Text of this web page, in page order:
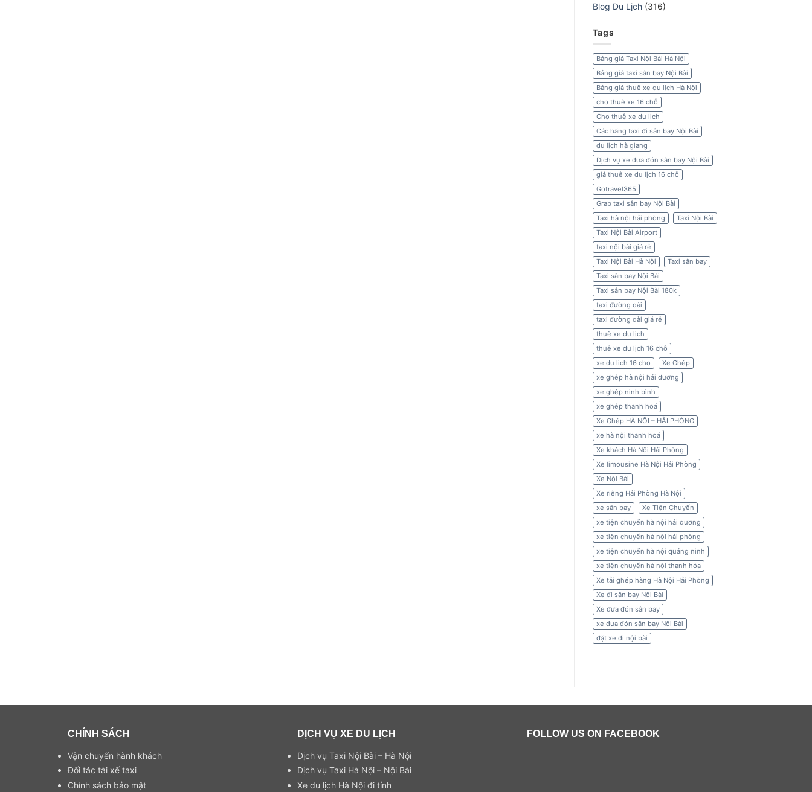
Blog Du Lịch(316)
Tags
Bảng giá Taxi Nội Bài Hà Nội
Bảng giá taxi sân bay Nội Bài
Bảng giá thuê xe du lịch Hà Nội
cho thuê xe 16 chỗ
Cho thuê xe du lịch
Các hãng taxi đi sân bay Nội Bài
du lịch hà giang
Dịch vụ xe đưa đón sân bay Nội Bài
giá thuê xe du lịch 16 chỗ
Gotravel365
Grab taxi sân bay Nội Bài
Taxi hà nội hải phòng
Taxi Nội Bài
Taxi Nội Bài Airport
taxi nội bài giá rẻ
Taxi Nội Bài Hà Nội
Taxi sân bay
Taxi sân bay Nội Bài
Taxi sân bay Nội Bài 180k
taxi đường dài
taxi đường dài giá rẻ
thuê xe du lịch
thuê xe du lịch 16 chỗ
xe du lich 16 cho
Xe Ghép
xe ghép hà nội hải dương
xe ghép ninh bình
xe ghép thanh hoá
Xe Ghép HÀ NỘI – HẢI PHÒNG
xe hà nội thanh hoá
Xe khách Hà Nội Hải Phòng
Xe limousine Hà Nội Hải Phòng
Xe Nội Bài
Xe riêng Hải Phòng Hà Nội
xe sân bay
Xe Tiện Chuyến
xe tiện chuyến hà nội hải dương
xe tiện chuyến hà nội hải phòng
xe tiện chuyến hà nội quảng ninh
xe tiện chuyến hà nội thanh hóa
Xe tải ghép hàng Hà Nội Hải Phòng
Xe đi sân bay Nội Bài
Xe đưa đón sân bay
xe đưa đón sân bay Nội Bài
đặt xe đi nội bài
CHÍNH SÁCH
Vận chuyển hành khách
Đối tác tài xế taxi
Chính sách bảo mật
DỊCH VỤ XE DU LỊCH
Dịch vụ Taxi Nội Bài – Hà Nội
Dịch vụ Taxi Hà Nội – Nội Bài
Xe du lịch Hà Nội đi tỉnh
FOLLOW US ON FACEBOOK